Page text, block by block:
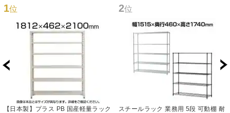
1位
【日本製】プラス PB 国産軽量ラック
2位
スチールラック 業務用 5段 可動棚 耐